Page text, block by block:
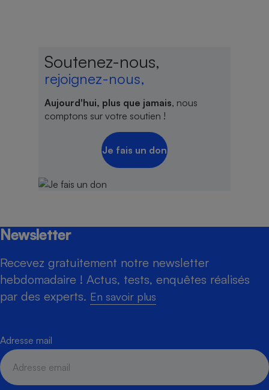
Soutenez-nous,
rejoignez-nous,
Aujourd'hui, plus que jamais, nous
comptons sur votre soutien !
Je fais un don
Newsletter
Recevez gratuitement notre newsletter
hebdomadaire ! Actus, tests, enquêtes réalisés
par des experts. En savoir plus
Adresse mail